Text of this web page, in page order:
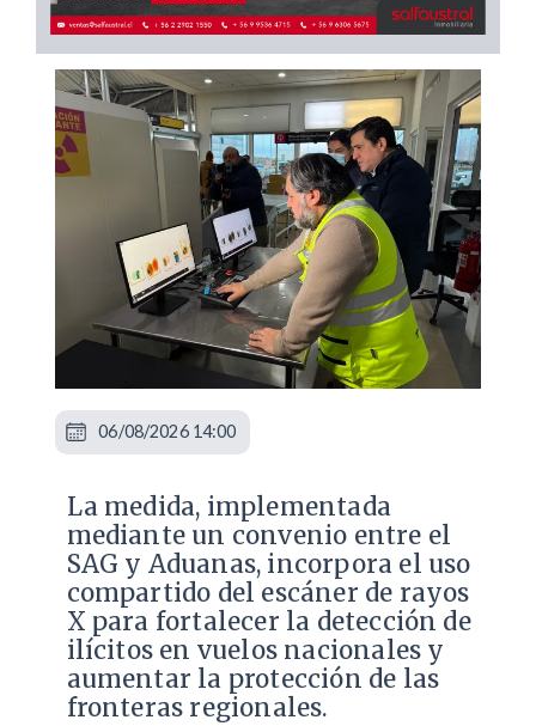
La medida, implementada
mediante un convenio entre el
SAG y Aduanas, incorpora el uso
compartido del escáner de rayos
X para fortalecer la detección de
ilícitos en vuelos nacionales y
aumentar la protección de las
fronteras regionales.
06/08/2026 14:00